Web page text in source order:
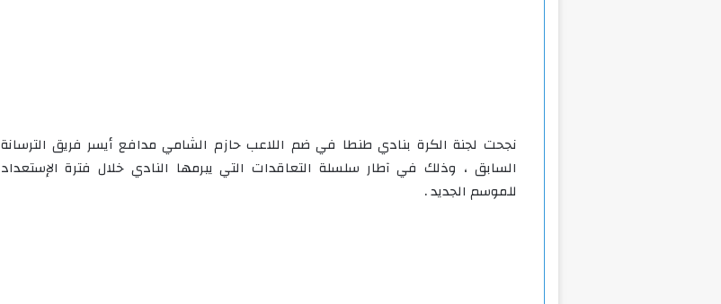
نجحت لجنة الكرة بنادي طنطا في ضم اللاعب حازم الشامي مدافع أيسر فريق الترسانة
السابق ، وذلك في آطار سلسلة التعاقدات التي يبرمها النادي خلال فترة الإستعداد
للموسم الجديد .